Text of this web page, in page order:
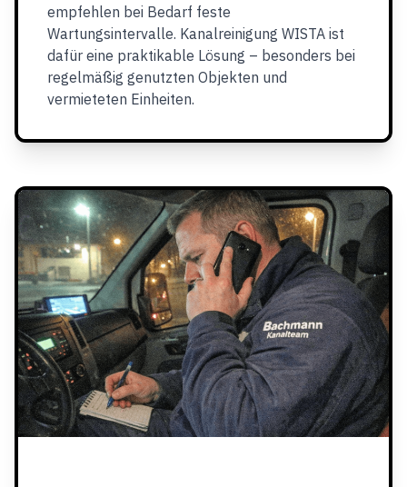
empfehlen bei Bedarf feste
Wartungsintervalle. Kanalreinigung WISTA ist
dafür eine praktikable Lösung – besonders bei
regelmäßig genutzten Objekten und
vermieteten Einheiten.